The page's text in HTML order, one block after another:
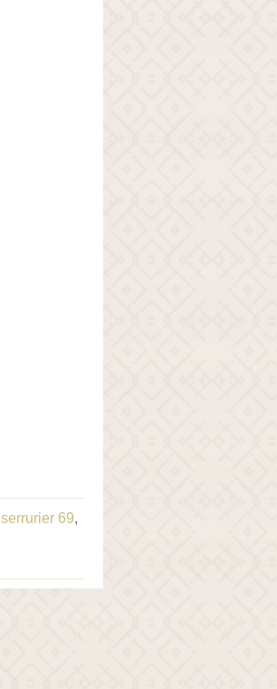
serrurier 69,